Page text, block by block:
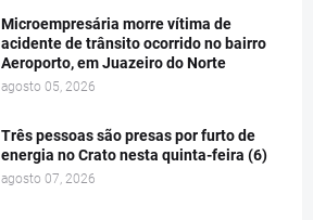
Microempresária morre vítima de
acidente de trânsito ocorrido no bairro
Aeroporto, em Juazeiro do Norte
agosto 05, 2026
Três pessoas são presas por furto de
energia no Crato nesta quinta-feira (6)
agosto 07, 2026